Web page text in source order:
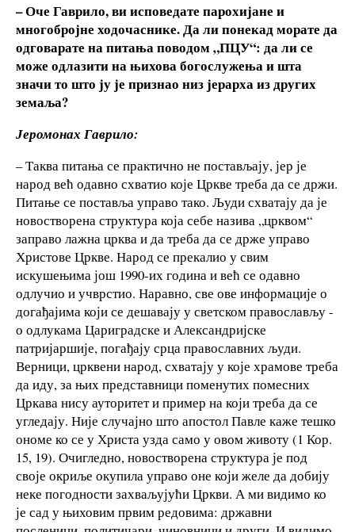
–Оче Гаврило, ви исповедате парохијане и
многобројне ходочаснике. Да ли понекад морате да
одговарате на питања поводом „ПЦУ“: да ли се
може одлазити на њихова богослужења и шта
значи то што ју је признао низ јерарха из других
земаља?
Јеромонах Гаврило:
– Таква питања се практично не постављају, јер је
народ већ одавно схватио које Цркве треба да се држи.
Питање се поставља управо тако. Људи схватају да је
новостворена структура која себе назива „црквом“
заправо лажна црква и да треба да се држе управо
Христове Цркве. Народ се прекалио у свим
искушењима још 1990-их година и већ се одавно
одлучио и учврстио. Наравно, све ове информације о
догађајима који се дешавају у светском православљу -
о одлукама Цариградске и Александријске
патријаршије, погађају срца православних људи.
Верници, црквени народ, схватају у које храмове треба
да иду, за њих представници поменутих помесних
Цркава нису ауторитет и пример на који треба да се
угледају. Није случајно што апостол Павле каже тешко
ономе ко се у Христа узда само у овом животу (1 Кор.
15, 19). Очигледно, новостворена структура је под
своје окриље окупила управо оне који желе да добију
неке погодности захваљујући Цркви. А ми видимо ко
је сад у њиховим првим редовима: државни